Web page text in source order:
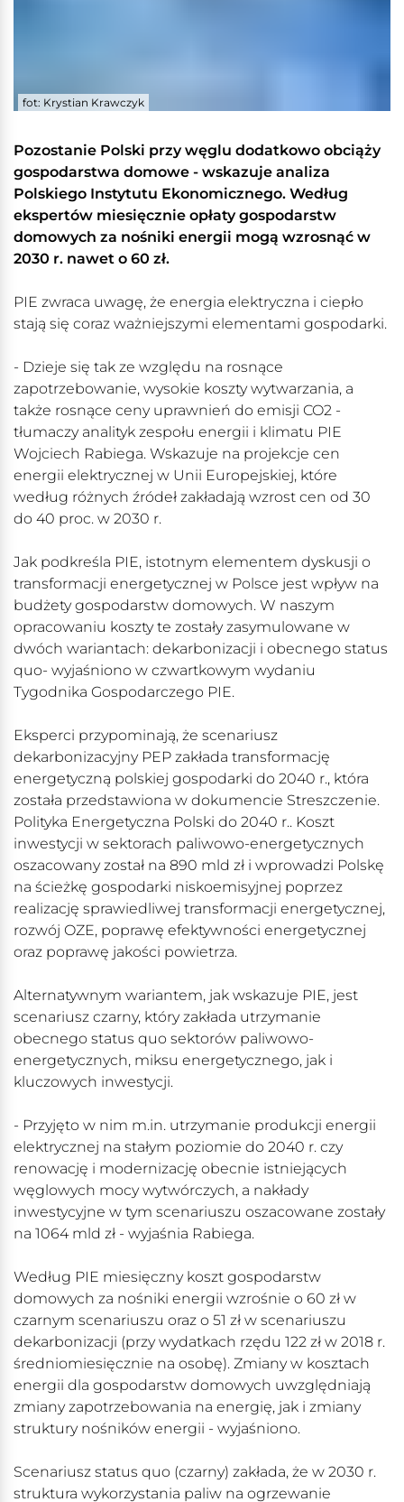
fot: Krystian Krawczyk
Pozostanie Polski przy węglu dodatkowo obciąży
gospodarstwa domowe - wskazuje analiza
Polskiego Instytutu Ekonomicznego. Według
ekspertów miesięcznie opłaty gospodarstw
domowych za nośniki energii mogą wzrosnąć w
2030 r. nawet o 60 zł.
PIE zwraca uwagę, że energia elektryczna i ciepło
stają się coraz ważniejszymi elementami gospodarki.
- Dzieje się tak ze względu na rosnące
zapotrzebowanie, wysokie koszty wytwarzania, a
także rosnące ceny uprawnień do emisji CO2 -
tłumaczy analityk zespołu energii i klimatu PIE
Wojciech Rabiega. Wskazuje na projekcje cen
energii elektrycznej w Unii Europejskiej, które
według różnych źródeł zakładają wzrost cen od 30
do 40 proc. w 2030 r.
Jak podkreśla PIE, istotnym elementem dyskusji o
transformacji energetycznej w Polsce jest wpływ na
budżety gospodarstw domowych. W naszym
opracowaniu koszty te zostały zasymulowane w
dwóch wariantach: dekarbonizacji i obecnego status
quo- wyjaśniono w czwartkowym wydaniu
Tygodnika Gospodarczego PIE.
Eksperci przypominają, że scenariusz
dekarbonizacyjny PEP zakłada transformację
energetyczną polskiej gospodarki do 2040 r., która
została przedstawiona w dokumencie Streszczenie.
Polityka Energetyczna Polski do 2040 r.. Koszt
inwestycji w sektorach paliwowo-energetycznych
oszacowany został na 890 mld zł i wprowadzi Polskę
na ścieżkę gospodarki niskoemisyjnej poprzez
realizację sprawiedliwej transformacji energetycznej,
rozwój OZE, poprawę efektywności energetycznej
oraz poprawę jakości powietrza.
Alternatywnym wariantem, jak wskazuje PIE, jest
scenariusz czarny, który zakłada utrzymanie
obecnego status quo sektorów paliwowo-
energetycznych, miksu energetycznego, jak i
kluczowych inwestycji.
- Przyjęto w nim m.in. utrzymanie produkcji energii
elektrycznej na stałym poziomie do 2040 r. czy
renowację i modernizację obecnie istniejących
węglowych mocy wytwórczych, a nakłady
inwestycyjne w tym scenariuszu oszacowane zostały
na 1064 mld zł - wyjaśnia Rabiega.
Według PIE miesięczny koszt gospodarstw
domowych za nośniki energii wzrośnie o 60 zł w
czarnym scenariuszu oraz o 51 zł w scenariuszu
dekarbonizacji (przy wydatkach rzędu 122 zł w 2018 r.
średniomiesięcznie na osobę). Zmiany w kosztach
energii dla gospodarstw domowych uwzględniają
zmiany zapotrzebowania na energię, jak i zmiany
struktury nośników energii - wyjaśniono.
Scenariusz status quo (czarny) zakłada, że w 2030 r.
struktura wykorzystania paliw na ogrzewanie